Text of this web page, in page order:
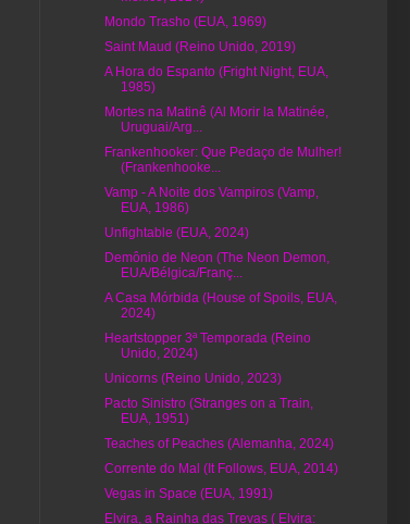
Mondo Trasho (EUA, 1969)
Saint Maud (Reino Unido, 2019)
A Hora do Espanto (Fright Night, EUA,
1985)
Mortes na Matinê (Al Morir la Matinée,
Uruguai/Arg...
Frankenhooker: Que Pedaço de Mulher!
(Frankenhooke...
Vamp - A Noite dos Vampiros (Vamp,
EUA, 1986)
Unfightable (EUA, 2024)
Demônio de Neon (The Neon Demon,
EUA/Bélgica/Franç...
A Casa Mórbida (House of Spoils, EUA,
2024)
Heartstopper 3ª Temporada (Reino
Unido, 2024)
Unicorns (Reino Unido, 2023)
Pacto Sinistro (Stranges on a Train,
EUA, 1951)
Teaches of Peaches (Alemanha, 2024)
Corrente do Mal (It Follows, EUA, 2014)
Vegas in Space (EUA, 1991)
Elvira, a Rainha das Trevas ( Elvira: